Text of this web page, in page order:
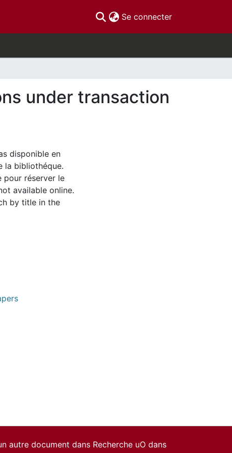
Se connecter(current)
under transaction
disponible en
la bibliothéque.
pour réserver le
available online.
by title in the
autre document dans Recherche uO dans